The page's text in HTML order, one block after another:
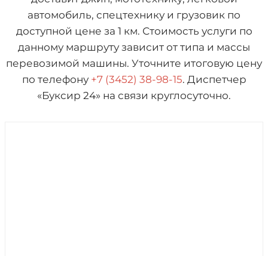
автомобиль, спецтехнику и грузовик по
доступной цене за 1 км. Стоимость услуги по
данному маршруту зависит от типа и массы
перевозимой машины. Уточните итоговую цену
по телефону +7 (3452) 38-98-15. Диспетчер
«Буксир 24» на связи круглосуточно.